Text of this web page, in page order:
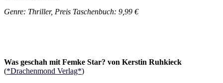
Genre: Thriller, Preis Taschenbuch: 9,99 €
Was geschah mit Femke Star? von Kerstin Ruhkieck
(*Drachenmond Verlag*)